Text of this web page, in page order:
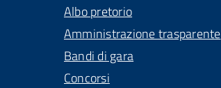
Albo pretorio
Amministrazione trasparente
Bandi di gara
Concorsi